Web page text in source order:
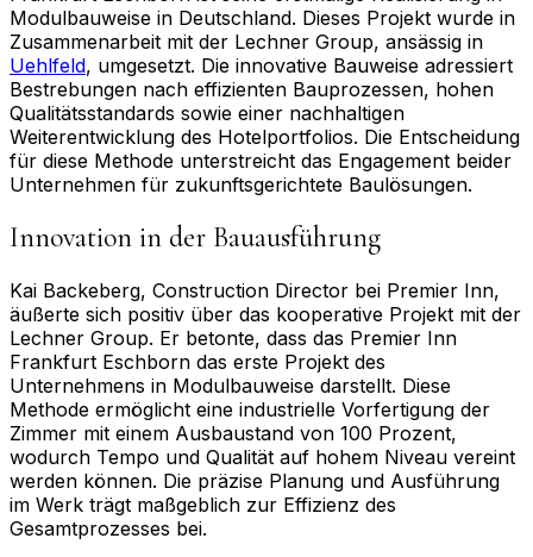
Modulbauweise in Deutschland. Dieses Projekt wurde in
Zusammenarbeit mit der Lechner Group, ansässig in
Uehlfeld, umgesetzt. Die innovative Bauweise adressiert
Bestrebungen nach effizienten Bauprozessen, hohen
Qualitätsstandards sowie einer nachhaltigen
Weiterentwicklung des Hotelportfolios. Die Entscheidung
für diese Methode unterstreicht das Engagement beider
Unternehmen für zukunftsgerichtete Baulösungen.
Innovation in der Bauausführung
Kai Backeberg, Construction Director bei Premier Inn,
äußerte sich positiv über das kooperative Projekt mit der
Lechner Group. Er betonte, dass das Premier Inn
Frankfurt Eschborn das erste Projekt des
Unternehmens in Modulbauweise darstellt. Diese
Methode ermöglicht eine industrielle Vorfertigung der
Zimmer mit einem Ausbaustand von 100 Prozent,
wodurch Tempo und Qualität auf hohem Niveau vereint
werden können. Die präzise Planung und Ausführung
im Werk trägt maßgeblich zur Effizienz des
Gesamtprozesses bei.